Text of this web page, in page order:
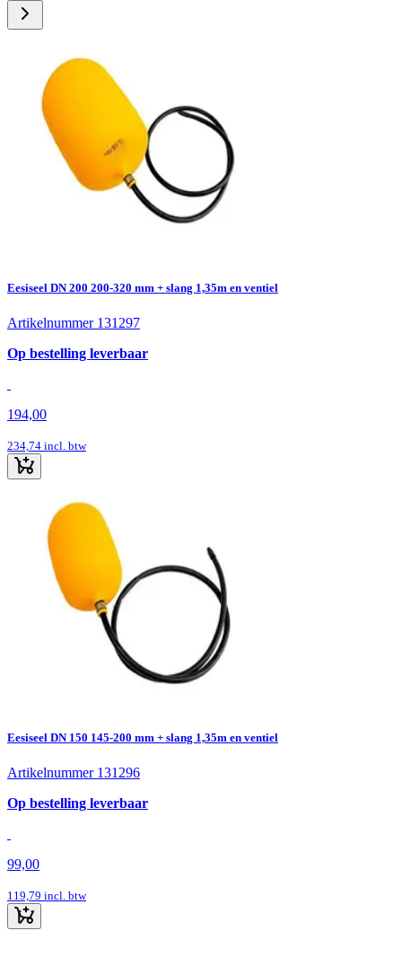
Eesiseel DN 200 200-320 mm + slang 1,35m en ventiel
Artikelnummer 131297
Op bestelling leverbaar
194,00
234,74 incl. btw
Eesiseel DN 150 145-200 mm + slang 1,35m en ventiel
Artikelnummer 131296
Op bestelling leverbaar
99,00
119,79 incl. btw